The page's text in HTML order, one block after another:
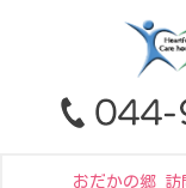
おだかの郷 訪